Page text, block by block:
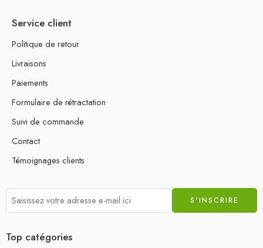
Service client
Politique de retour
Livraisons
Paiements
Formulaire de rétractation
Suivi de commande
Contact
Témoignages clients
Top catégories